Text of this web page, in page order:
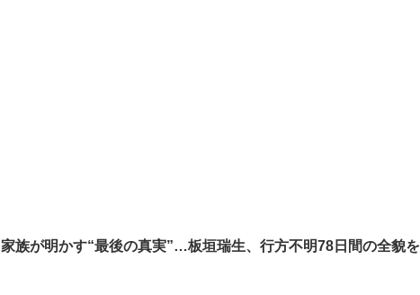
家族が明かす“最後の真実”…板垣瑞生、行方不明78日間の全貌